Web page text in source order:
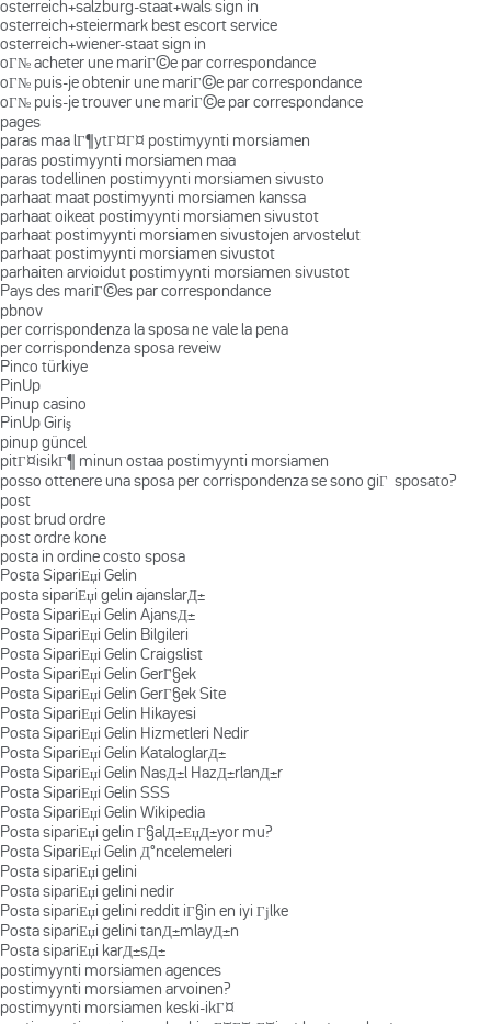
osterreich+salzburg-staat+wals sign in
osterreich+steiermark best escort service
osterreich+wiener-staat sign in
oГ№ acheter une mariГ©e par correspondance
oГ№ puis-je obtenir une mariГ©e par correspondance
oГ№ puis-je trouver une mariГ©e par correspondance
pages
paras maa lГ¶ytГ¤Г¤ postimyynti morsiamen
paras postimyynti morsiamen maa
paras todellinen postimyynti morsiamen sivusto
parhaat maat postimyynti morsiamen kanssa
parhaat oikeat postimyynti morsiamen sivustot
parhaat postimyynti morsiamen sivustojen arvostelut
parhaat postimyynti morsiamen sivustot
parhaiten arvioidut postimyynti morsiamen sivustot
Pays des mariГ©es par correspondance
pbnov
per corrispondenza la sposa ne vale la pena
per corrispondenza sposa reveiw
Pinco türkiye
PinUp
Pinup casino
PinUp Giriş
pinup güncel
pitГ¤isikГ¶ minun ostaa postimyynti morsiamen
posso ottenere una sposa per corrispondenza se sono giГ sposato?
post
post brud ordre
post ordre kone
posta in ordine costo sposa
Posta SipariЕџi Gelin
posta sipariЕџi gelin ajanslarД±
Posta SipariЕџi Gelin AjansД±
Posta SipariЕџi Gelin Bilgileri
Posta SipariЕџi Gelin Craigslist
Posta SipariЕџi Gelin GerГ§ek
Posta SipariЕџi Gelin GerГ§ek Site
Posta SipariЕџi Gelin Hikayesi
Posta SipariЕџi Gelin Hizmetleri Nedir
Posta SipariЕџi Gelin KataloglarД±
Posta SipariЕџi Gelin NasД±l HazД±rlanД±r
Posta SipariЕџi Gelin SSS
Posta SipariЕџi Gelin Wikipedia
Posta sipariЕџi gelin Г§alД±ЕџД±yor mu?
Posta SipariЕџi Gelin Д°ncelemeleri
Posta sipariЕџi gelini
Posta sipariЕџi gelini nedir
Posta sipariЕџi gelini reddit iГ§in en iyi Гјlke
Posta sipariЕџi gelini tanД±mlayД±n
Posta sipariЕџi karД±sД±
postimyynti morsiamen agences
postimyynti morsiamen arvoinen?
postimyynti morsiamen keski-ikГ¤